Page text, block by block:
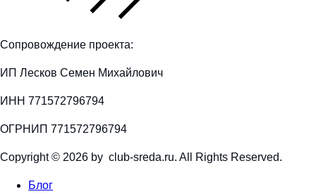
Сопровождение проекта:
ИП Лесков Семен Михайлович
ИНН 771572796794
ОГРНИП 771572796794
Copyright © 2026 by club-sreda.ru. All Rights Reserved.
Блог